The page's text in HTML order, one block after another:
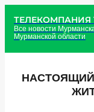
ТЕЛЕКОМПАНИЯ
Все новости
Мурманской области